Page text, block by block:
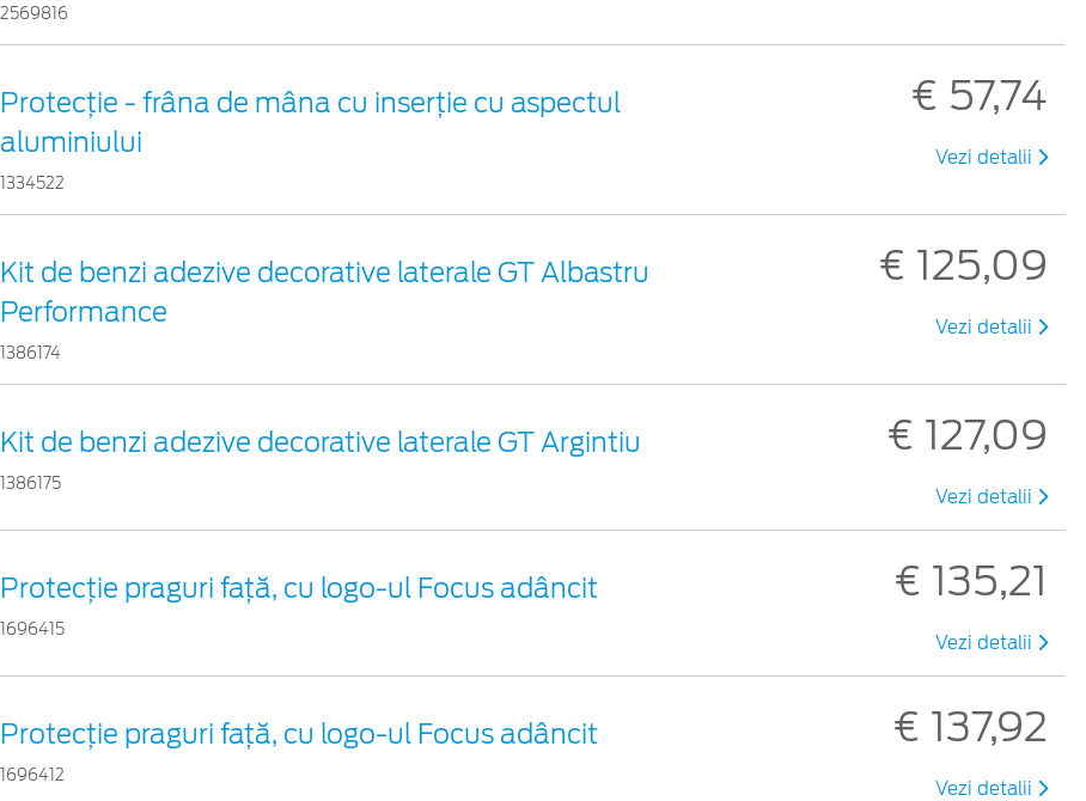
2569816
Protecţie - frâna de mâna cu inserţie cu aspectul
aluminiului
1334522
€ 57,74
Vezi detalii
Kit de benzi adezive decorative laterale GT Albastru
Performance
1386174
€ 125,09
Vezi detalii
Kit de benzi adezive decorative laterale GT Argintiu
1386175
€ 127,09
Vezi detalii
Protecţie praguri faţă, cu logo-ul Focus adâncit
1696415
€ 135,21
Vezi detalii
Protecţie praguri faţă, cu logo-ul Focus adâncit
1696412
€ 137,92
Vezi detalii